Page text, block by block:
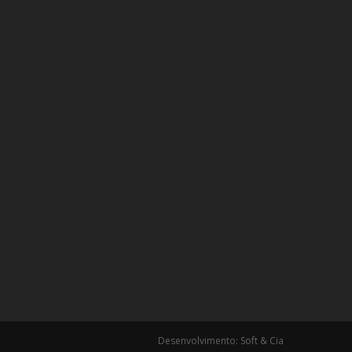
Desenvolvimento: Soft & Cia